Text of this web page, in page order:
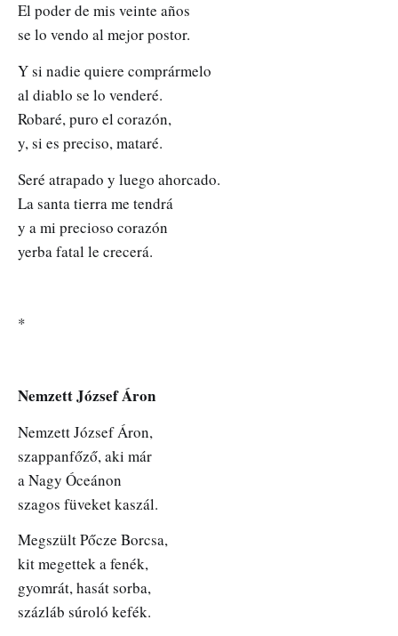
El poder de mis veinte años
se lo vendo al mejor postor.
Y si nadie quiere comprármelo
al diablo se lo venderé.
Robaré, puro el corazón,
y, si es preciso, mataré.
Seré atrapado y luego ahorcado.
La santa tierra me tendrá
y a mi precioso corazón
yerba fatal le crecerá.
*
Nemzett József Áron
Nemzett József Áron,
szappanfőző, aki már
a Nagy Óceánon
szagos füveket kaszál.
Megszült Pőcze Borcsa,
kit megettek a fenék,
gyomrát, hasát sorba,
százláb súroló kefék.